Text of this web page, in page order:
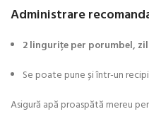
Administrare
2 lingurițe per porumbel,
Se poate pune și într-un
Asigură apă proaspătă mereu